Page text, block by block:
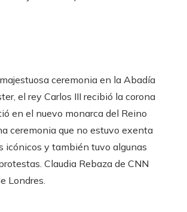
ceremonia en la Abadía
el rey Carlos III recibió la corona
en el nuevo monarca del Reino
ceremonia que no estuvo exenta
icónicos y también tuvo algunas
Claudia Rebaza de CNN
Londres.